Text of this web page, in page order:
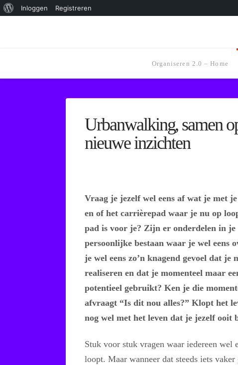
Over
Inloggen
Registreren
Organiseren 2.0 – Home
Urbanwalking, samen
nieuwe inzichten
Vraag je jezelf wel eens af wat je met
en of het carrièrepad waar je nu op
pad is voor je? Zijn er onderdelen in
persoonlijke bestaan waar je wel eens
je wel eens zo’n knagend gevoel dat je
realiseren en dat je momenteel maar
potentieel gebruikt? Ken je die
afvraagt “Is dit nou alles?” Klopt het
nog wel met het leven dat je jezelf ooit
Stuk voor stuk vragen waar iedereen wel
loopt. Maar wanneer dat steeds iets vaker